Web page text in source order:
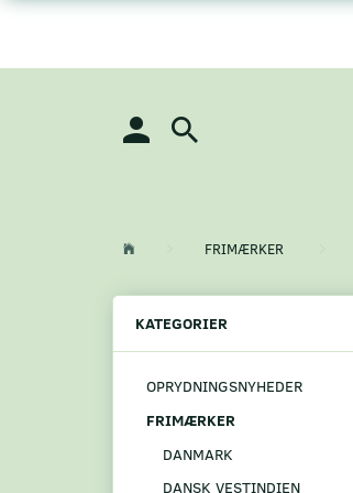
FRIMÆRKER
KATEGORIER
OPRYDNINGSNYHEDER
FRIMÆRKER
DANMARK
DANSK VESTINDIEN